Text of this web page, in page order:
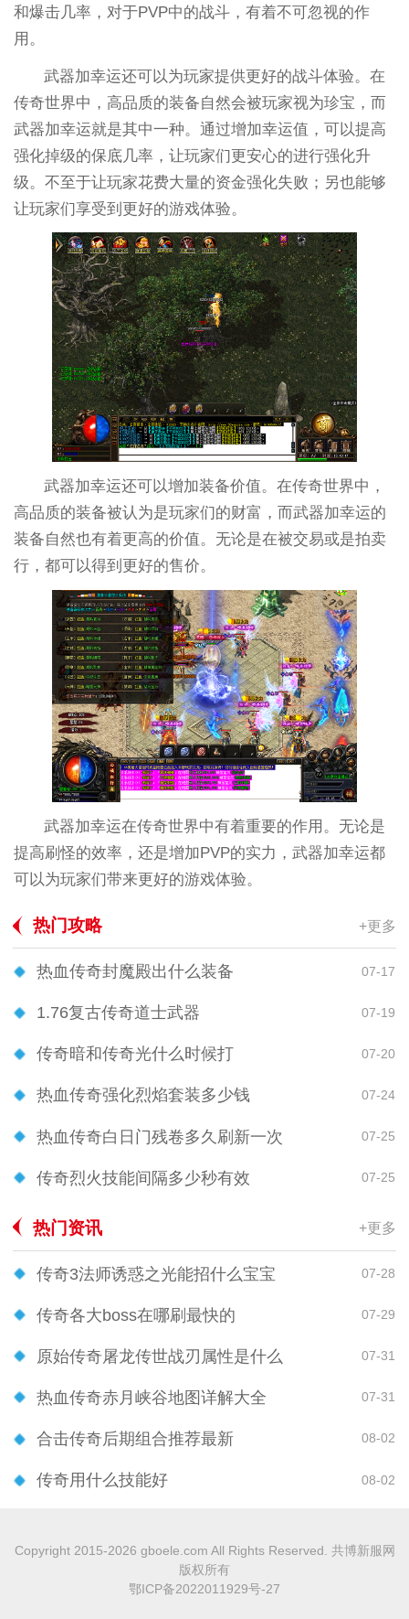
和爆击几率，对于PVP中的战斗，有着不可忽视的作
用。
武器加幸运还可以为玩家提供更好的战斗体验。在
传奇世界中，高品质的装备自然会被玩家视为珍宝，而
武器加幸运就是其中一种。通过增加幸运值，可以提高
强化掉级的保底几率，让玩家们更安心的进行强化升
级。不至于让玩家花费大量的资金强化失败；另也能够
让玩家们享受到更好的游戏体验。
武器加幸运还可以增加装备价值。在传奇世界中，
高品质的装备被认为是玩家们的财富，而武器加幸运的
装备自然也有着更高的价值。无论是在被交易或是拍卖
行，都可以得到更好的售价。
武器加幸运在传奇世界中有着重要的作用。无论是
提高刷怪的效率，还是增加PVP的实力，武器加幸运都
可以为玩家们带来更好的游戏体验。
热门攻略 +更多
热血传奇封魔殿出什么装备 07-17
1.76复古传奇道士武器 07-19
传奇暗和传奇光什么时候打 07-20
热血传奇强化烈焰套装多少钱 07-24
热血传奇白日门残卷多久刷新一次 07-25
传奇烈火技能间隔多少秒有效 07-25
热门资讯 +更多
传奇3法师诱惑之光能招什么宝宝 07-28
传奇各大boss在哪刷最快的 07-29
原始传奇屠龙传世战刃属性是什么 07-31
热血传奇赤月峡谷地图详解大全 07-31
合击传奇后期组合推荐最新 08-02
传奇用什么技能好 08-02
Copyright 2015-2026 gboele.com All Rights Reserved. 共博新服网
版权所有
鄂ICP备2022011929号-27